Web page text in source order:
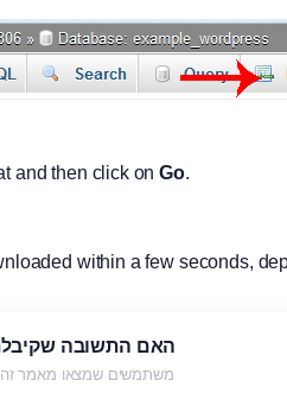
and then click onGo.
within a few seconds,
?האם התשובה
0 משתמשים שמצאו מאמר זה מועיל